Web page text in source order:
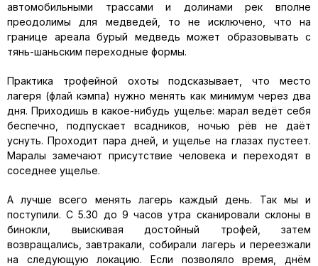
автомобильными трассами и долинами рек вполне
преодолимы для медведей, то не исключено, что на
границе ареала бурый медведь может образовывать с
тянь-шаньским переходные формы.
Практика трофейной охоты подсказывает, что место
лагеря (флай кэмпа) нужно менять как минимум через два
дня. Приходишь в какое-нибудь ущелье: марал ведёт себя
беспечно, подпускает всадников, ночью рёв не даёт
уснуть. Проходит пара дней, и ущелье на глазах пустеет.
Маралы замечают присутствие человека и переходят в
соседнее ущелье.
А лучше всего менять лагерь каждый день. Так мы и
поступили. С 5.30 до 9 часов утра сканировали склоны в
бинокли, выискивая достойный трофей, затем
возвращались, завтракали, собирали лагерь и переезжали
на следующую локацию. Если позволяло время, днём